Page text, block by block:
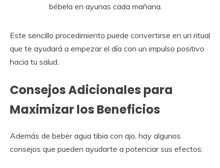
bébela en ayunas cada mañana.
Este sencillo procedimiento puede convertirse en un ritual
que te ayudará a empezar el día con un impulso positivo
hacia tu salud.
Consejos Adicionales para
Maximizar los Beneficios
Además de beber agua tibia con ajo, hay algunos
consejos que pueden ayudarte a potenciar sus efectos: